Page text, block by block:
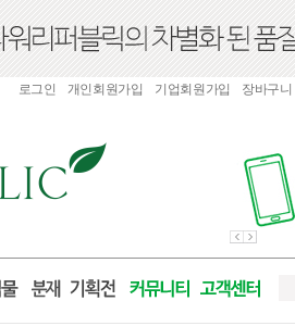
로그인 개인회원가입 기업회원가입 장바구니